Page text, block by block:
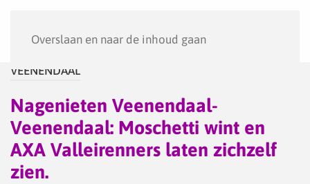
Overslaan en naar de inhoud gaan
VEENENDAAL
Nagenieten Veenendaal-
Veenendaal: Moschetti wint en
AXA Valleirenners laten zichzelf
zien.